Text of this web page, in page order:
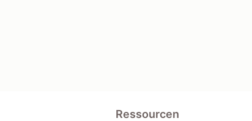
Ressourcen